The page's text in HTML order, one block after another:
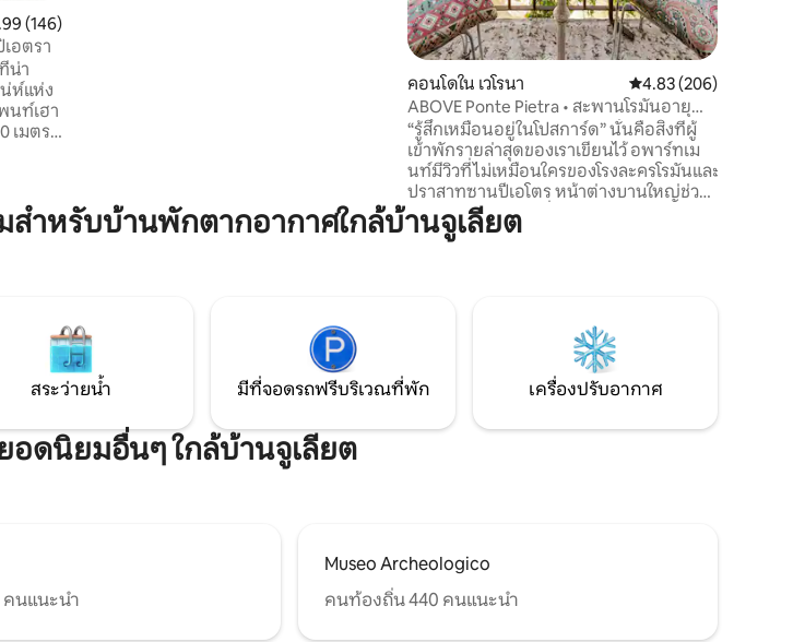
นเฉลี่ย 4.99 จาก 5, 146 รีวิว
(146)
อตรา
น่า
น่ห์แห่ง
นท์เฮา
เมตร)
นต์อัน
ผู้ที่
คอนโดใน เวโรนา คะแนนเฉลี่ย 4.83 จาก 5,
4.83 (206)
ABOVE Ponte Pietra • สะพานโรมันอายุ
2,000 ปี • วิว
“รู้สึกเหมือนอยู่ในโปสการ์ด” นั่นคือสิ่งที่ผู้
เข้าพักรายล่าสุดของเราเขียนไว้ อพาร์ทเม
นท์มีวิวที่ไม่เหมือนใครของโรงละครโรมันและ
ปราสาทซานปีเอโตร หน้าต่างบานใหญ่ช่วย
ดึงสายตาจากห้องนั่งเล่นไปยังห้องนอนและ
ห้องน้ำ โดยที่สามารถมองเห็นเมืองเวโรน่า
ขอแต่งงานและฮันนีมูน ที่พักที่เหมาะ
ำหรับบ้านพักตากอากาศใกล้บ้านจูเลียต
สระว่ายน้ำ มีที่จอดรถฟรีบริเวณที่พัก เครื่องปรับอากาศ
อดนิยมอื่นๆ ใกล้บ้านจูเลียต
นแนะนำ
Museo Archeologico
คนท้องถิ่น 440 คนแนะนำ